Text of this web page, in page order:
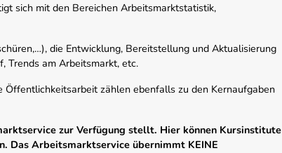
sich mit den Bereichen Arbeitsmarktstatistik,
die Entwicklung, Bereitstellung und Aktualisierung
Trends am Arbeitsmarkt, etc.
zählen ebenfalls zu den Kernaufgaben
zur Verfügung stellt. Hier können Kursinstitute
Das Arbeitsmarktservice übernimmt KEINE